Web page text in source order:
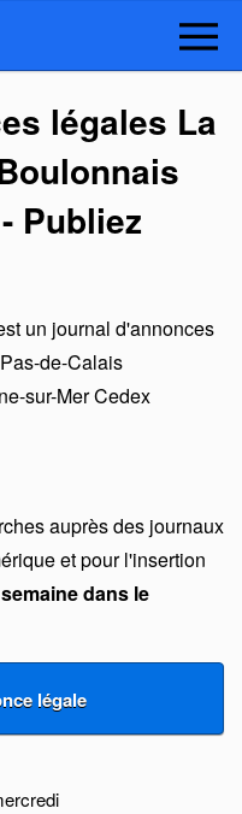
légales La
Publiez
un journal d'annonces
de-Calais
sur-Mer Cedex
auprès des journaux
et pour l'insertion
dans le